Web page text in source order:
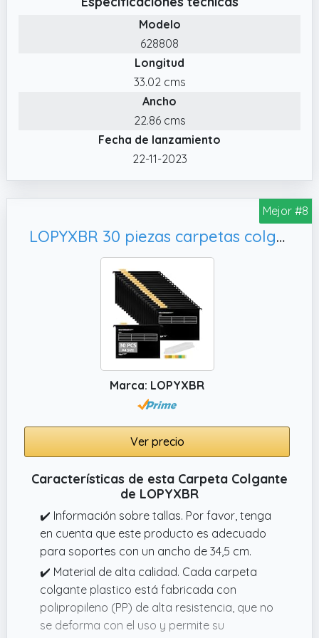
tamaño A4; pestañas reposicionables para
facilitar la visualización del contenido en el
✔️ Cartón 100% reciclado, certificado por
Blue Angel. Fabricadas en Europa.
✔️ Pack de 15 carpetas colgantes reforzadas;
cada carpeta dispone de una capacidad de
hasta 150 hojas A4; ideal para organizar y
almacenar informes, revistas, archivos y
Modelo
628808
Longitud
33.02 cms
Ancho
22.86 cms
Fecha de lanzamiento
22-11-2023
Mejor #8
LOPYXBR 30 piezas carpetas colgantes A4, Oficina
Marca: LOPYXBR
Ver precio
Características de esta Carpeta Colgante
de LOPYXBR
✔️ Información sobre tallas. Por favor, tenga
en cuenta que este producto es adecuado
para soportes con un ancho de 34,5 cm.
✔️ Material de alta calidad. Cada carpeta
colgante plastico está fabricada con
polipropileno (PP) de alta resistencia, que no
se deforma con el uso y permite su